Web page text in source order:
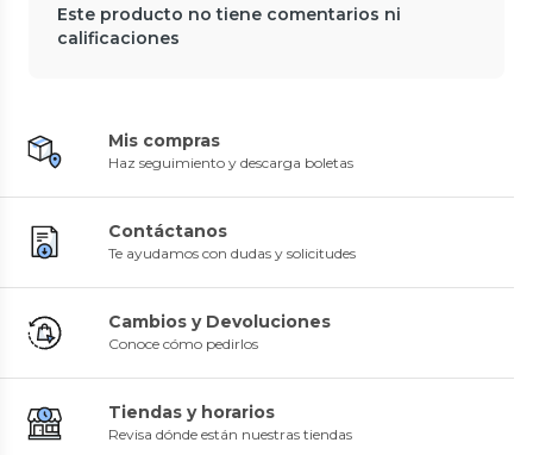
Este producto no tiene comentarios ni
calificaciones
Mis compras
Haz seguimiento y descarga boletas
Contáctanos
Te ayudamos con dudas y solicitudes
Cambios y Devoluciones
Conoce cómo pedirlos
Tiendas y horarios
Revisa dónde están nuestras tiendas